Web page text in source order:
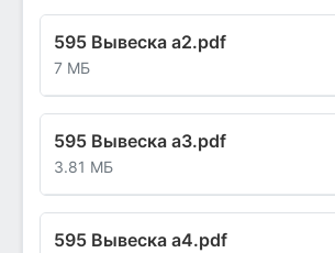
595 Вывеска а2.pdf
7 МБ
595 Вывеска а3.pdf
3.81 МБ
595 Вывеска а4.pdf